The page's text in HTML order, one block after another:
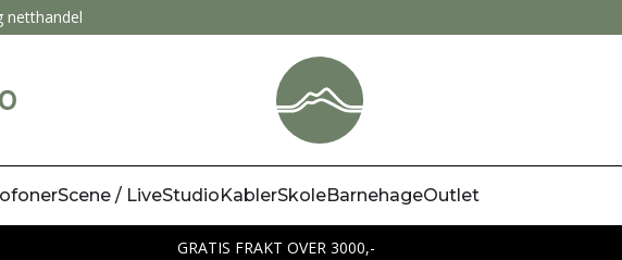
netthandel
Scene / LiveStudioKablerSkoleBarnehageOutlet
GRATIS FRAKT OVER 3000,-